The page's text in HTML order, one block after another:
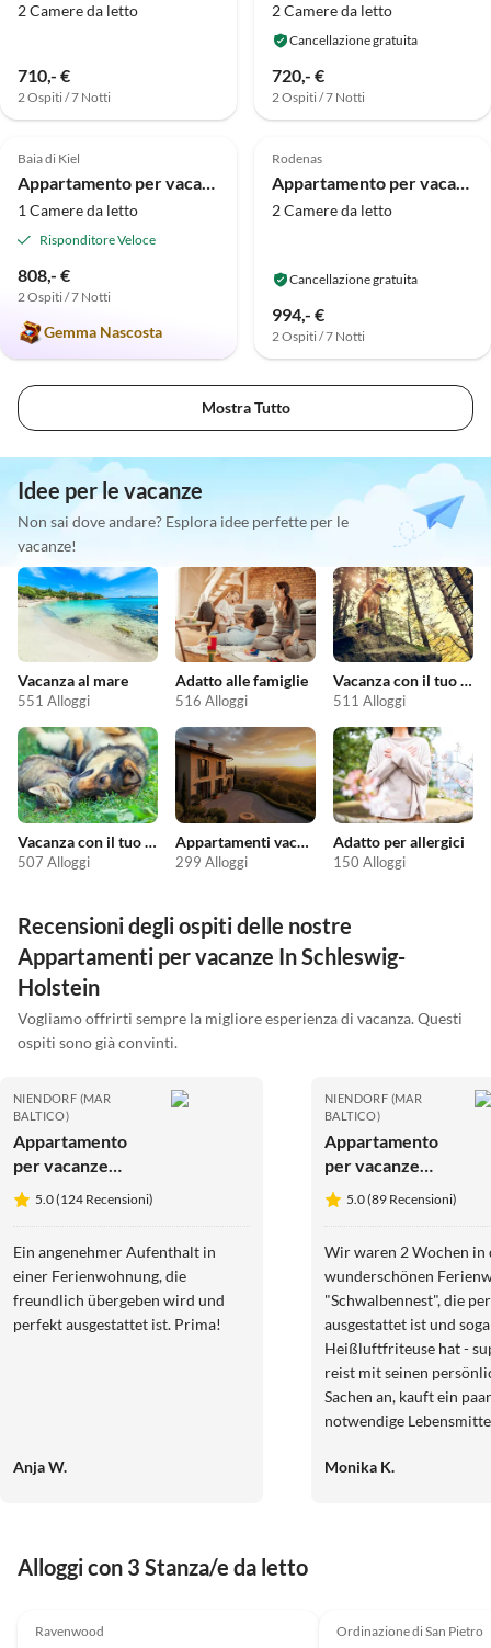
2 Camere da letto
710,- €
2 Ospiti / 7 Notti
2 Camere da letto
Cancellazione gratuita
720,- €
2 Ospiti / 7 Notti
Alto
5.0 (4)
Baia di Kiel
1 Camere da letto
Risponditore Veloce
808,- €
2 Ospiti / 7 Notti
Gemma Nascosta
Alto
4.8 (4)
Rodenas
2 Camere da letto
Cancellazione gratuita
994,- €
2 Ospiti / 7 Notti
Mostra Tutto
Idee per le vacanze
Non sai dove andare? Esplora idee perfette per le
vacanze!
Vacanza al mare
551 Alloggi
Adatto alle famiglie
516 Alloggi
Vacanza con il tuo cane
511 Alloggi
Vacanza con il tuo animale domestico
507 Alloggi
Appartamenti vacanze economici
299 Alloggi
Adatto per allergici
150 Alloggi
Recensioni degli ospiti delle nostre
Appartamenti per vacanze In Schleswig-
Holstein
Vogliamo offrirti sempre la migliore esperienza di vacanza. Questi
ospiti sono già convinti.
NIENDORF (MAR
BALTICO)
Appartamento
per vacanze
Möwennest
5.0 (124 Recensioni)
Ein angenehmer Aufenthalt in
einer Ferienwohnung, die
freundlich übergeben wird und
perfekt ausgestattet ist. Prima!
Anja W.
NIENDORF (MAR
BALTICO)
Appartamento
per vacanze
Schwalbennest
5.0 (89 Recensioni)
Wir waren 2 Wochen in
wunderschönen
"Schwalbennest", die
ausgestattet ist und
Heißluftfriteuse hat -
reist mit seinen
Sachen an, kauft ein paar
notwendige
Wir haben uns in dieser
Monika K.
Alloggi con 3 Stanza/e da letto
Accetta cani
Ravenwood Ordinazione di San Pietro